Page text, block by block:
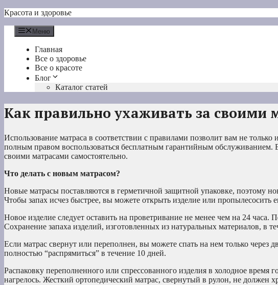
Перейти
содержимому
Красота и здоровье
Меню
Главная
Все о здоровье
Все о красоте
Блог
Каталог статей
Как правильно ухаживать за своими
Использование матраса в соответствии с правилами позволит вам не
полным правом воспользоваться бесплатным гарантийным обслуживанием.
своими матрасами самостоятельно.
Что делать с новым матрасом?
Новые матрасы поставляются в герметичной защитной упаковке, поэтому
Чтобы запах исчез быстрее, вы можете открыть изделие или пропылесосить
Новое изделие следует оставить на проветривание не менее чем на 24
Сохранение запаха изделий, изготовленных из натуральных материалов, в
Если матрас свернут или переполнен, вы можете спать на нем только через
полностью “распрямиться” в течение 10 дней.
Распаковку переполненного или спрессованного изделия в холодное время
нагрелось. Жесткий ортопедический матрас, свернутый в рулон, не должен